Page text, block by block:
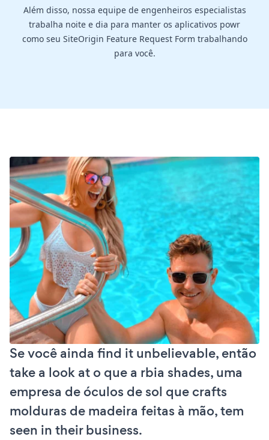
Além disso, nossa equipe de engenheiros especialistas
trabalha noite e dia para manter os aplicativos powr
como seu SiteOrigin Feature Request Form trabalhando
para você.
Se você ainda find it unbelievable, então
take a look at o que a rbia shades, uma
empresa de óculos de sol que crafts
molduras de madeira feitas à mão, tem
seen in their business.